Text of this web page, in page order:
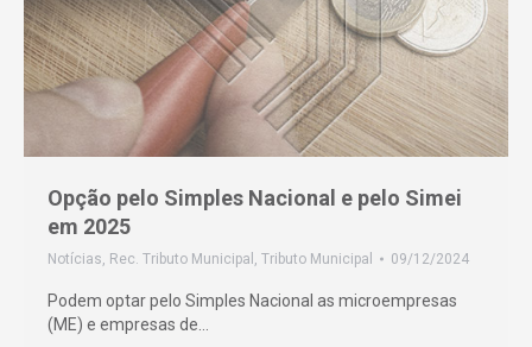
Opção pelo Simples Nacional e pelo Simei
em 2025
Notícias, Rec. Tributo Municipal , Tributo Municipal 09/12/2024
Podem optar pelo Simples Nacional as microempresas
(ME) e empresas de…